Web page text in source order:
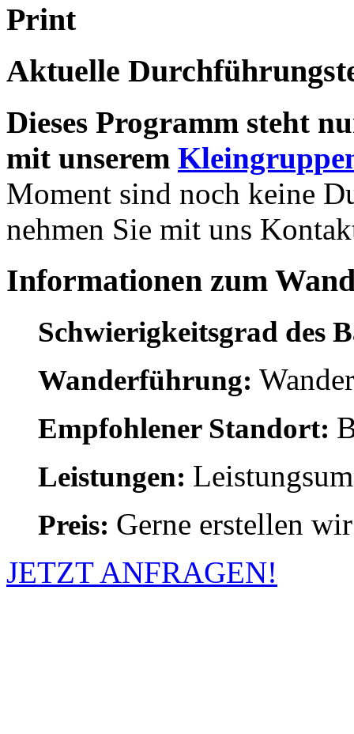
Print
Aktuelle
Dieses Programm steht
mit unserem
Moment sind noch keine
nehmen Sie mit uns
Informationen zum
Schwierigkeitsgrad des
Wanderführung:
Empfohlener Standort:
Leistungen:
Preis: Gerne erstellen
JETZT ANFRAGEN!